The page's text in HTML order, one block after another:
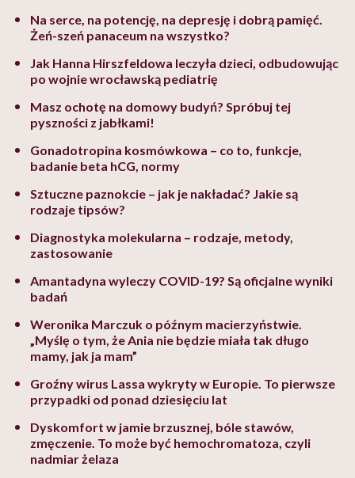
Na serce, na potencję, na depresję i dobrą pamięć.
Żeń-szeń panaceum na wszystko?
Jak Hanna Hirszfeldowa leczyła dzieci, odbudowując
po wojnie wrocławską pediatrię
Masz ochotę na domowy budyń? Spróbuj tej
pyszności z jabłkami!
Gonadotropina kosmówkowa – co to, funkcje,
badanie beta hCG, normy
Sztuczne paznokcie – jak je nakładać? Jakie są
rodzaje tipsów?
Diagnostyka molekularna – rodzaje, metody,
zastosowanie
Amantadyna wyleczy COVID-19? Są oficjalne wyniki
badań
Weronika Marczuk o późnym macierzyństwie.
„Myślę o tym, że Ania nie będzie miała tak długo
mamy, jak ja mam”
Groźny wirus Lassa wykryty w Europie. To pierwsze
przypadki od ponad dziesięciu lat
Dyskomfort w jamie brzusznej, bóle stawów,
zmęczenie. To może być hemochromatoza, czyli
nadmiar żelaza